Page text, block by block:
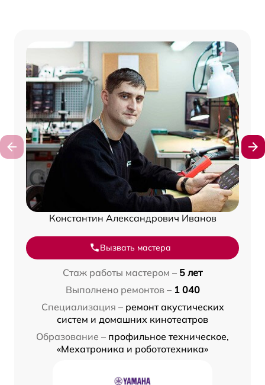
Константин Александрович Иванов
Вызвать мастера
Стаж работы мастером – 5 лет
Выполнено ремонтов – 1 040
Специализация – ремонт акустических
систем и домашних кинотеатров
Образование – профильное техническое,
«Мехатроника и робототехника»